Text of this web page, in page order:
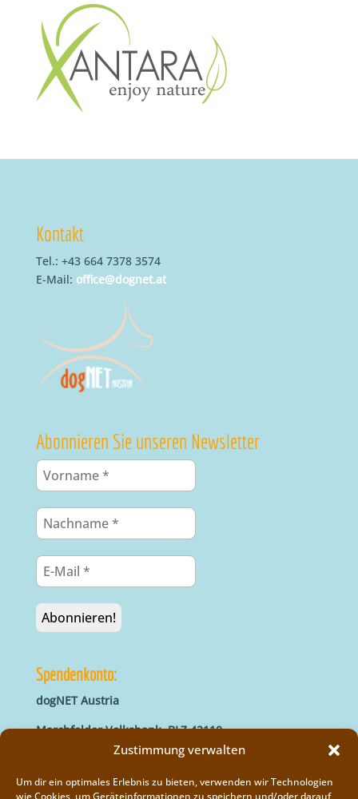
Zustimmung verwalten
Um dir ein optimales Erlebnis zu bieten, verwenden wir Technologien
wie Cookies, um Geräteinformationen zu speichern und/oder darauf
Kontakt
Tel.: +43 664 7378 3574
E-Mail: office@dognet.at
Abonnieren Sie unseren Newsletter
Spendenkonto:
dogNET Austria
Marchfelder Volksbank, BLZ 42110
IBAN: AT66 4211 0421 5000 0000